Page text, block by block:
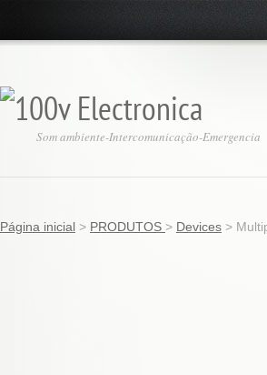
Som ambiente-Intercomunicação-Emergencia
Página inicial > PRODUTOS > Devices >